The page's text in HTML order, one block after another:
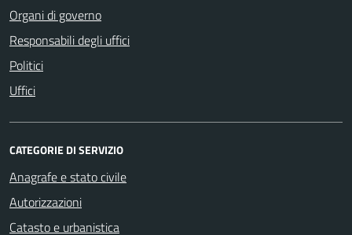
Organi di governo
Responsabili degli uffici
Politici
Uffici
CATEGORIE DI SERVIZIO
Anagrafe e stato civile
Autorizzazioni
Catasto e urbanistica